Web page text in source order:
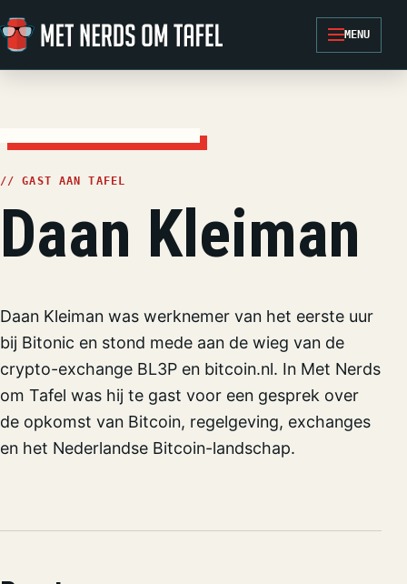
Ga naar de inhoud
MENU
// GAST AAN TAFEL
Daan Kleiman
Daan Kleiman was werknemer van het eerste uur
bij Bitonic en stond mede aan de wieg van de
crypto-exchange BL3P en bitcoin.nl. In Met Nerds
om Tafel was hij te gast voor een gesprek over
de opkomst van Bitcoin, regelgeving, exchanges
en het Nederlandse Bitcoin-landschap.